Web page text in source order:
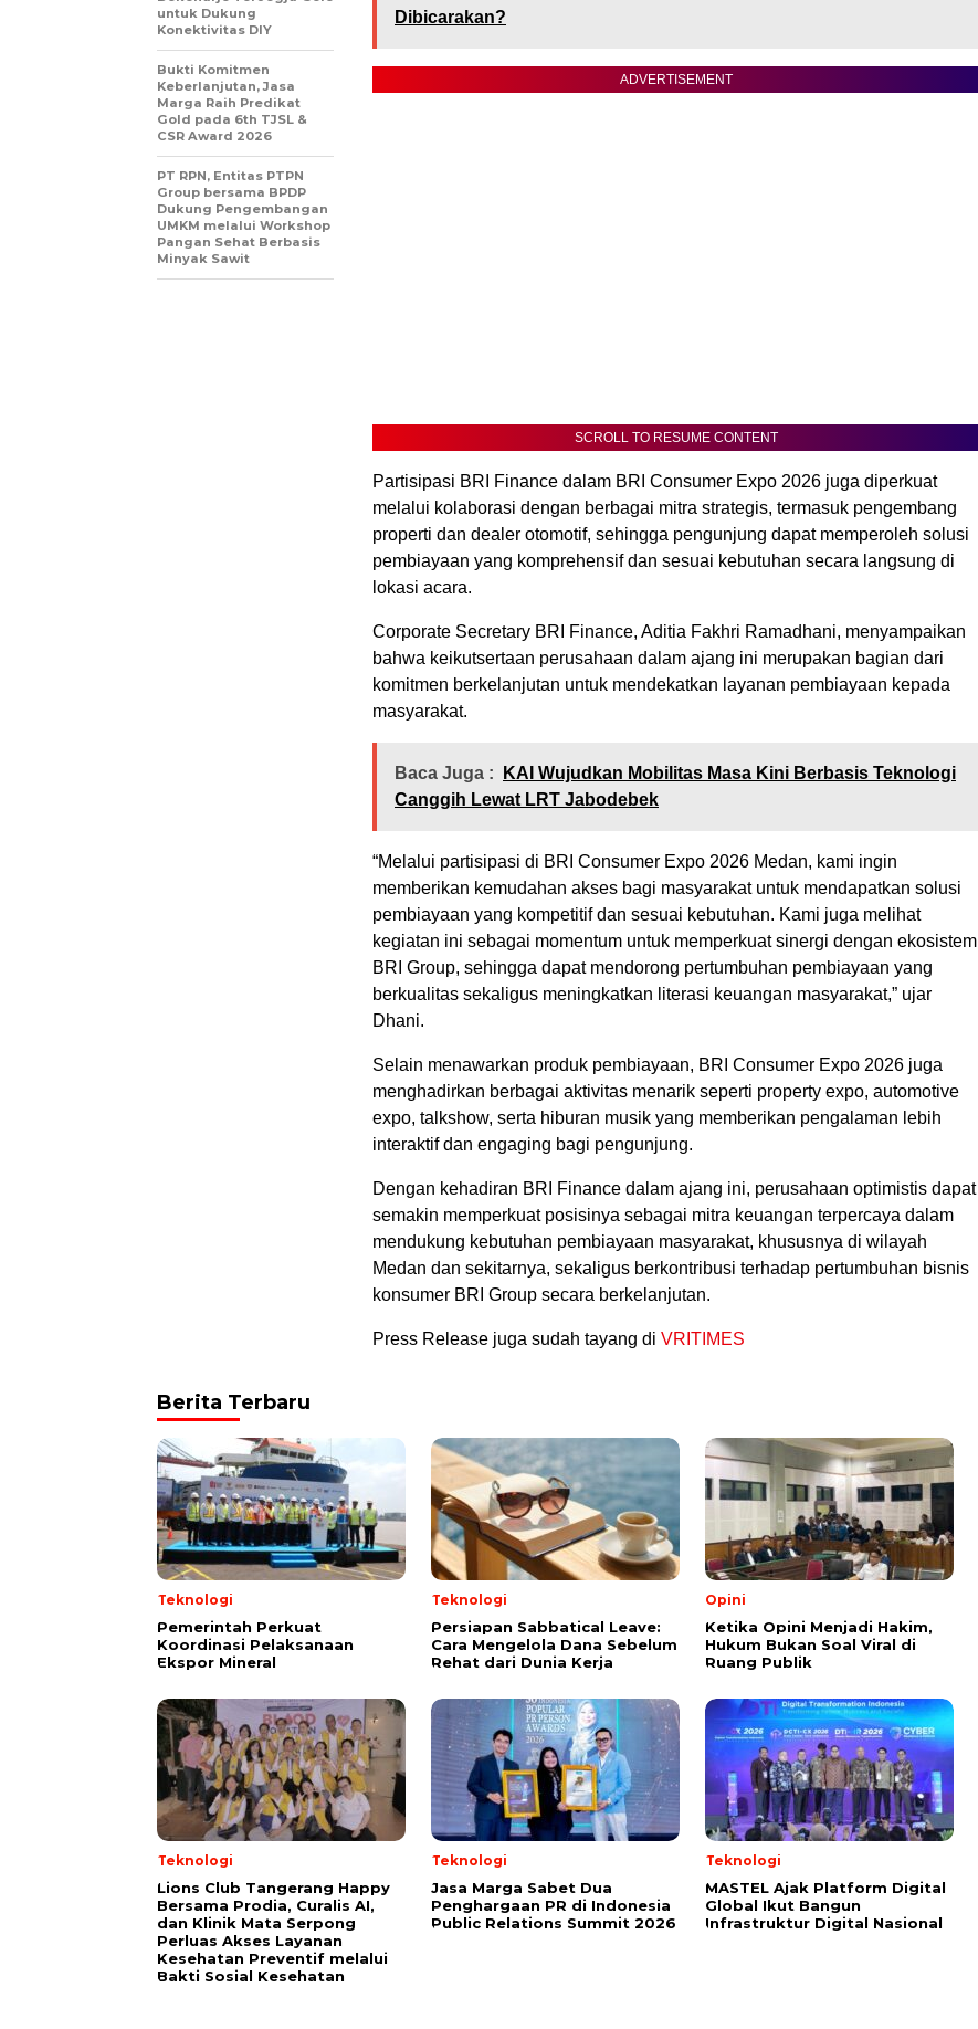
Dibicarakan?
ADVERTISEMENT
SCROLL TO RESUME CONTENT
Partisipasi BRI Finance dalam BRI Consumer Expo 2026 juga diperkuat
melalui kolaborasi dengan berbagai mitra strategis, termasuk pengembang
properti dan dealer otomotif, sehingga pengunjung dapat memperoleh solusi
pembiayaan yang komprehensif dan sesuai kebutuhan secara langsung di
lokasi acara.
Corporate Secretary BRI Finance, Aditia Fakhri Ramadhani, menyampaikan
bahwa keikutsertaan perusahaan dalam ajang ini merupakan bagian dari
komitmen berkelanjutan untuk mendekatkan layanan pembiayaan kepada
masyarakat.
Baca Juga :
KAI Wujudkan Mobilitas Masa Kini Berbasis Teknologi
Canggih Lewat LRT Jabodebek
“Melalui partisipasi di BRI Consumer Expo 2026 Medan, kami ingin
memberikan kemudahan akses bagi masyarakat untuk mendapatkan solusi
pembiayaan yang kompetitif dan sesuai kebutuhan. Kami juga melihat
kegiatan ini sebagai momentum untuk memperkuat sinergi dengan ekosistem
BRI Group, sehingga dapat mendorong pertumbuhan pembiayaan yang
berkualitas sekaligus meningkatkan literasi keuangan masyarakat,” ujar
Dhani.
Selain menawarkan produk pembiayaan, BRI Consumer Expo 2026 juga
menghadirkan berbagai aktivitas menarik seperti property expo, automotive
expo, talkshow, serta hiburan musik yang memberikan pengalaman lebih
interaktif dan engaging bagi pengunjung.
Dengan kehadiran BRI Finance dalam ajang ini, perusahaan optimistis dapat
semakin memperkuat posisinya sebagai mitra keuangan terpercaya dalam
mendukung kebutuhan pembiayaan masyarakat, khususnya di wilayah
Medan dan sekitarnya, sekaligus berkontribusi terhadap pertumbuhan bisnis
konsumer BRI Group secara berkelanjutan.
Press Release juga sudah tayang di VRITIMES
untuk Dukung
Konektivitas DIY
Bukti Komitmen
Keberlanjutan, Jasa
Marga Raih Predikat
Gold pada 6th TJSL &
CSR Award 2026
PT RPN, Entitas PTPN
Group bersama BPDP
Dukung Pengembangan
UMKM melalui Workshop
Pangan Sehat Berbasis
Minyak Sawit
Berita Terbaru
Teknologi
Pemerintah Perkuat
Koordinasi Pelaksanaan
Ekspor Mineral
Teknologi
Persiapan Sabbatical Leave:
Cara Mengelola Dana Sebelum
Rehat dari Dunia Kerja
Opini
Ketika Opini Menjadi Hakim,
Hukum Bukan Soal Viral di
Ruang Publik
Teknologi
Lions Club Tangerang Happy
Bersama Prodia, Curalis AI,
dan Klinik Mata Serpong
Perluas Akses Layanan
Kesehatan Preventif melalui
Bakti Sosial Kesehatan
Teknologi
Jasa Marga Sabet Dua
Penghargaan PR di Indonesia
Public Relations Summit 2026
Teknologi
MASTEL Ajak Platform Digital
Global Ikut Bangun
Infrastruktur Digital Nasional